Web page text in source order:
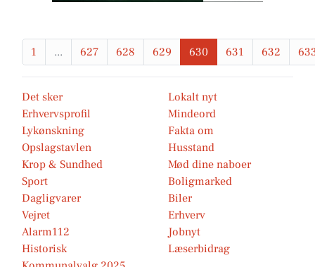
1 ... 627 628 629 630 631 632
Det sker
Lokalt nyt
Erhvervsprofil
Mindeord
Lykønskning
Fakta om
Opslagstavlen
Husstand
Krop & Sundhed
Mød dine naboer
Sport
Boligmarked
Dagligvarer
Biler
Vejret
Erhverv
Alarm112
Jobnyt
Historisk
Læserbidrag